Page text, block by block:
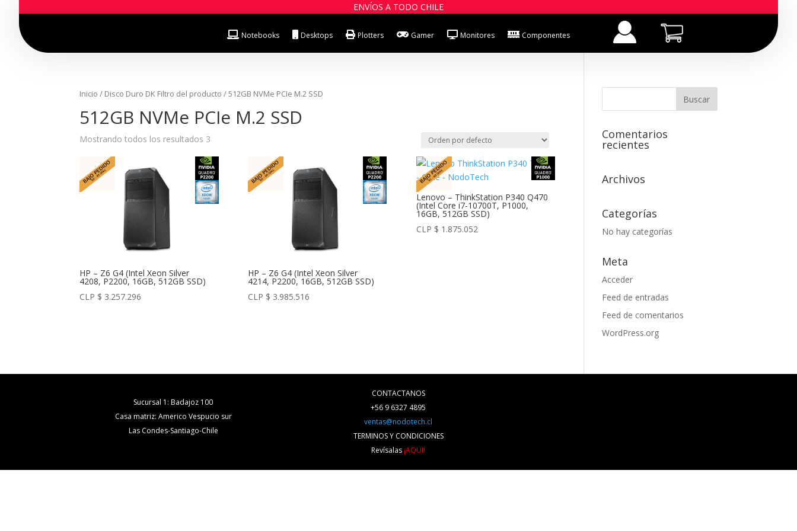
ENVÍOS A TODO CHILE
Notebooks Desktops Plotters Gamer Monitores Componentes
Inicio / Disco Duro DK Filtro del producto / 512GB NVMe PCIe M.2 SSD
512GB NVMe PCIe M.2 SSD
Mostrando todos los resultados 3
HP – Z6 G4 (Intel Xeon Silver
4208, P2200, 16GB, 512GB SSD)
CLP $ 3.257.296
HP – Z6 G4 (Intel Xeon Silver
4214, P2200, 16GB, 512GB SSD)
CLP $ 3.985.516
Lenovo – ThinkStation P340 Q470
(Intel Core i7-10700T, P1000,
16GB, 512GB SSD)
CLP $ 1.875.052
Comentarios
recientes
Archivos
Categorías
No hay categorías
Meta
Acceder
Feed de entradas
Feed de comentarios
WordPress.org
Sucursal 1: Badajoz 100
Casa matriz: Americo Vespucio sur
Las Condes-Santiago-Chile
CONTACTANOS
+56 9 6327 4895
ventas@nodotech.cl
TERMINOS Y CONDICIONES
Revísalas¡AQUI!